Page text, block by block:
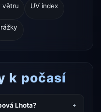
větru UV index
k počasí
Lhota?